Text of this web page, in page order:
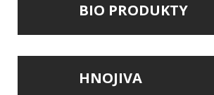
BIO PRODUKTY
HNOJIVA